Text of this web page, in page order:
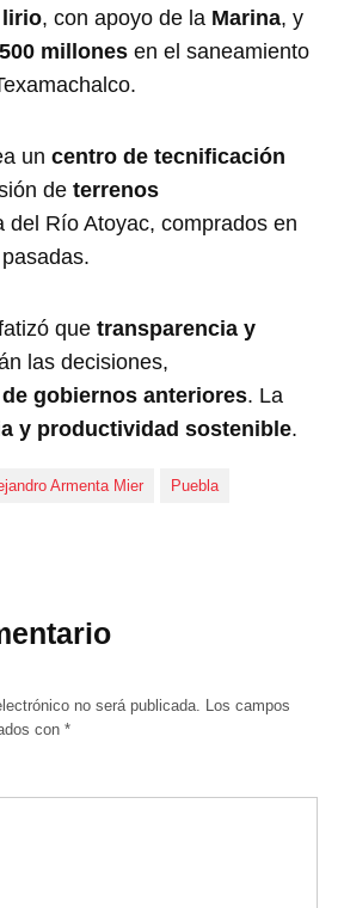
lirio, con apoyo de la Marina, y
500 millones en el saneamiento
uncentro de tecnificación
deterrenos
del Río Atoyac, comprados en
quetransparencia y
las decisiones,
gobiernos anteriores. La
y productividad sostenible.
Armenta Mier Puebla
no será publicada. Los campos
con*